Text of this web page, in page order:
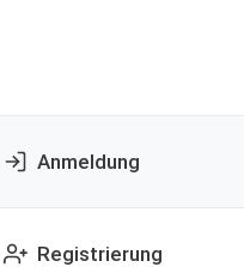
Anmeldung
Registrierung